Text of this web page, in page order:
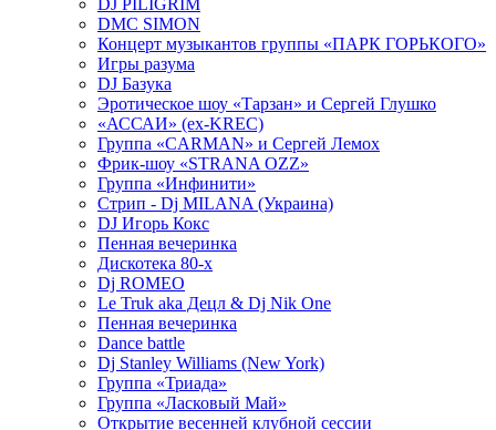
DJ PILIGRIM
DMC SIMON
Концерт музыкантов группы «ПАРК ГОРЬКОГО»
Игры разума
DJ Базука
Эротическое шоу «Тарзан» и Сергей Глушко
«АССАИ» (ex-KREC)
Группа «CARMAN» и Сергей Лемох
Фрик-шоу «STRANA OZZ»
Группа «Инфинити»
Стрип - Dj MILANA (Украина)
DJ Игорь Кокс
Пенная вечеринка
Дискотека 80-х
Dj ROMEO
Le Truk aka Децл & Dj Nik One
Пенная вечеринка
Dance battle
Dj Stanley Williams (New York)
Группа «Триада»
Группа «Ласковый Май»
Открытие весенней клубной сессии